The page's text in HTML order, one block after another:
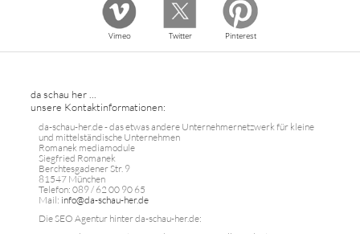
Vimeo Twitter Pinterest
da schau her ...
unsere Kontaktinformationen:
da-schau-her.de - das etwas andere Unternehmernetzwerk für kleine
und mittelständische Unternehmen
Romanek mediamodule
Siegfried Romanek
Berchtesgadener Str. 9
81547 München
Telefon: 089 / 62 00 90 65
Mail: info@da-schau-her.de
Die SEO Agentur hinter da-schau-her.de: